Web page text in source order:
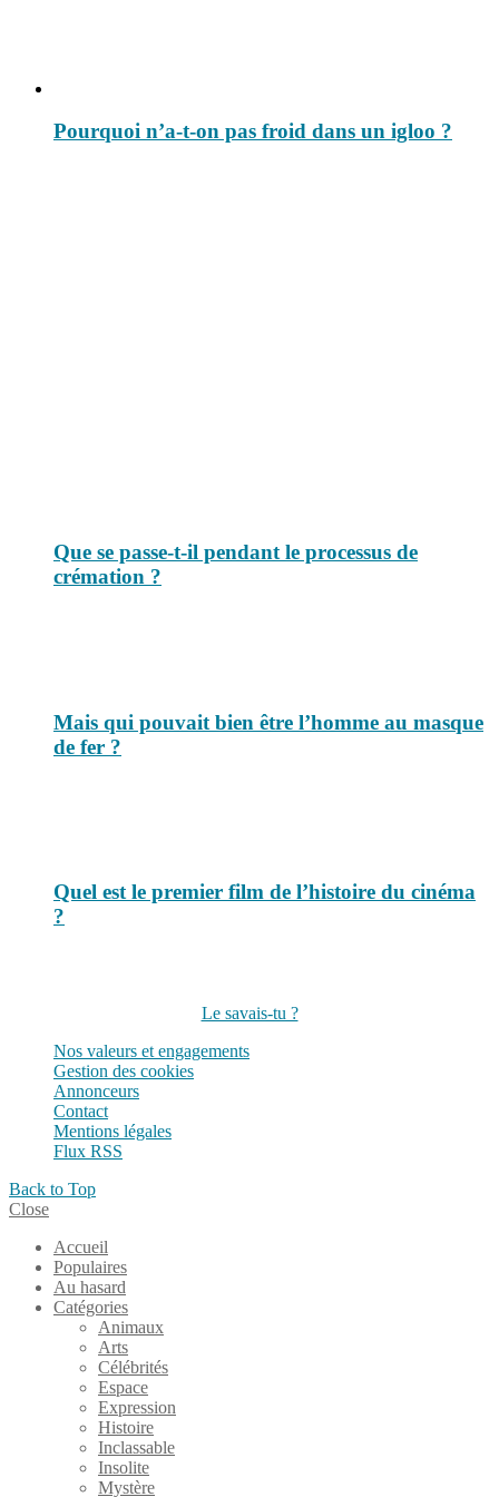
Pourquoi n’a-t-on pas froid dans un igloo ?
Que se passe-t-il pendant le processus de
crémation ?
Mais qui pouvait bien être l’homme au masque
de fer ?
Quel est le premier film de l’histoire du cinéma
?
Le savais-tu ?
Nos valeurs et engagements
Gestion des cookies
Annonceurs
Contact
Mentions légales
Flux RSS
Back to Top
Close
Accueil
Populaires
Au hasard
Catégories
Animaux
Arts
Célébrités
Espace
Expression
Histoire
Inclassable
Insolite
Mystère